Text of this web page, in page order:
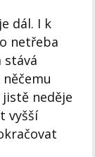
dál. I k
netřeba
stává
neděje
vyšší